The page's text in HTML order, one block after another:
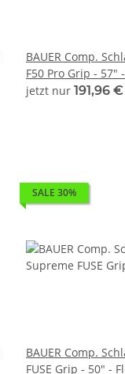
BAUER Comp.
F50 Pro Grip - 57"
jetzt nur 191,96 €
SALE 30%
BAUER Comp.
FUSE Grip - 50" -